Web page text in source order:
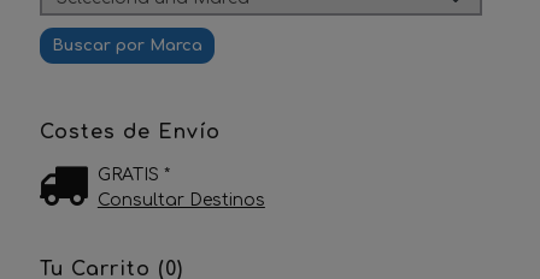
Costes de Envío
GRATIS *
Consultar Destinos
Tu Carrito (0)